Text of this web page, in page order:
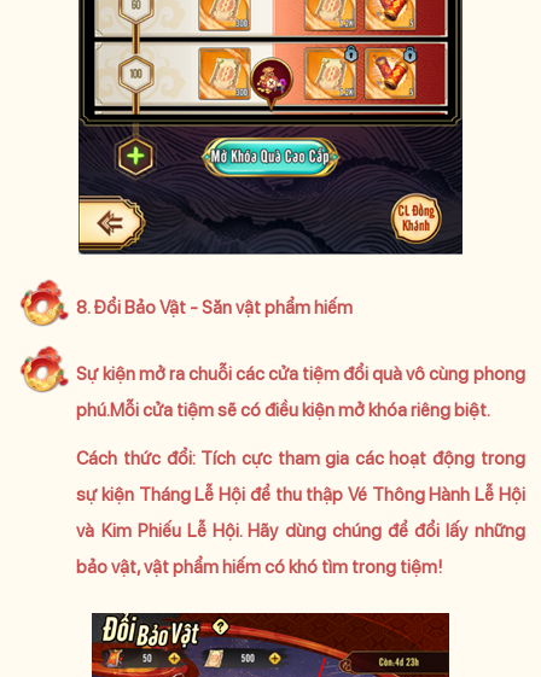
8. Đổi Bảo Vật - Săn vật phẩm hiếm
Sự kiện mở ra chuỗi các cửa tiệm đổi quà vô cùng phong
phú.Mỗi cửa tiệm sẽ có điều kiện mở khóa riêng biệt.
Cách thức đổi: Tích cực tham gia các hoạt động trong
sự kiện Tháng Lễ Hội để thu thập Vé Thông Hành Lễ Hội
và Kim Phiếu Lễ Hội. Hãy dùng chúng để đổi lấy những
bảo vật, vật phẩm hiếm có khó tìm trong tiệm!